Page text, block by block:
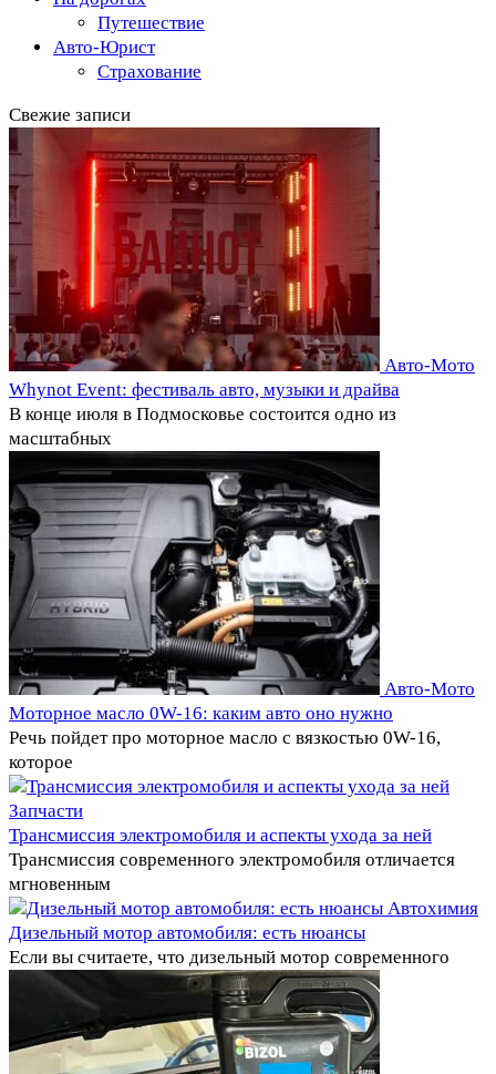
Путешествие
Авто-Юрист
Страхование
Свежие записи
Авто-Мото
Whynot Event: фестиваль авто, музыки и драйва
В конце июля в Подмосковье состоится одно из
масштабных
Авто-Мото
Моторное масло 0W-16: каким авто оно нужно
Речь пойдет про моторное масло с вязкостью 0W-16,
которое
Запчасти
Трансмиссия электромобиля и аспекты ухода за ней
Трансмиссия современного электромобиля отличается
мгновенным
Автохимия
Дизельный мотор автомобиля: есть нюансы
Если вы считаете, что дизельный мотор современного